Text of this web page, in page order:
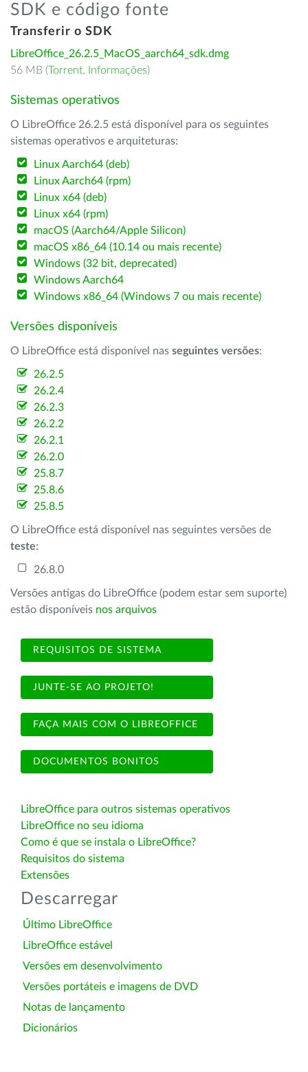
SDK e código fonte
Transferir o SDK
LibreOffice_26.2.5_MacOS_aarch64_sdk.dmg
56 MB (Torrent, Informações)
Sistemas operativos
O LibreOffice 26.2.5 está disponível para os seguintes
sistemas operativos e arquiteturas:
Linux Aarch64 (deb)
Linux Aarch64 (rpm)
Linux x64 (deb)
Linux x64 (rpm)
macOS (Aarch64/Apple Silicon)
macOS x86_64 (10.14 ou mais recente)
Windows (32 bit, deprecated)
Windows Aarch64
Windows x86_64 (Windows 7 ou mais recente)
Versões disponíveis
O LibreOffice está disponível nas seguintes versões:
26.2.5
26.2.4
26.2.3
26.2.2
26.2.1
26.2.0
25.8.7
25.8.6
25.8.5
O LibreOffice está disponível nas seguintes versões de
teste:
26.8.0
Versões antigas do LibreOffice (podem estar sem suporte)
estão disponíveis nos arquivos
REQUISITOS DE SISTEMA
JUNTE-SE AO PROJETO!
FAÇA MAIS COM O LIBREOFFICE
DOCUMENTOS BONITOS
LibreOffice para outros sistemas operativos
LibreOffice no seu idioma
Como é que se instala o LibreOffice?
Requisitos do sistema
Extensões
Descarregar
Último LibreOffice
LibreOffice estável
Versões em desenvolvimento
Versões portáteis e imagens de DVD
Notas de lançamento
Dicionários